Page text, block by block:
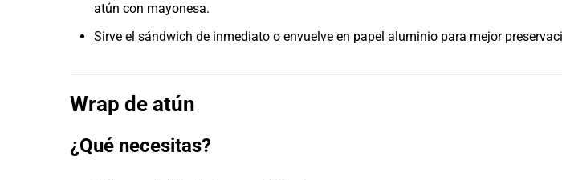
atún con mayonesa.
Sirve el sándwich de inmediato o envuelve en papel aluminio para mejor
Wrap de atún
¿Qué necesitas?